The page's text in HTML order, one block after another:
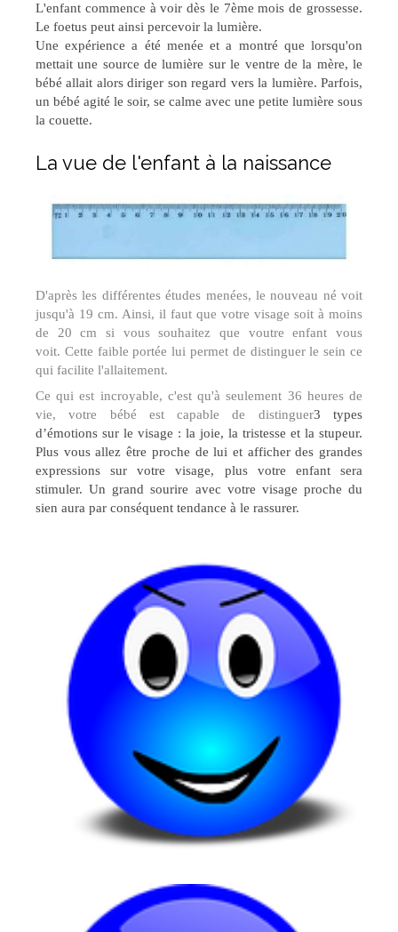
L'enfant commence à voir dès le 7ème mois de grossesse.
Le foetus peut ainsi percevoir la lumière.
Une expérience a été menée et a montré que lorsqu'on
mettait une source de lumière sur le ventre de la mère, le
bébé allait alors diriger son regard vers la lumière. Parfois,
un bébé agité le soir, se calme avec une petite lumière sous
la couette.
La vue de l'enfant à la naissance
D'après les différentes études menées, le nouveau né voit
jusqu'à 19 cm. Ainsi, il faut que votre visage soit à moins
de 20 cm si vous souhaitez que voutre enfant vous
voit. Cette faible portée lui permet de distinguer le sein ce
qui facilite l'allaitement.
Ce qui est incroyable, c'est qu'à seulement 36 heures de
vie, votre bébé est capable de distinguer3 types
d’émotions sur le visage : la joie, la tristesse et la stupeur.
Plus vous allez être proche de lui et afficher des grandes
expressions sur votre visage, plus votre enfant sera
stimuler. Un grand sourire avec votre visage proche du
sien aura par conséquent tendance à le rassurer.